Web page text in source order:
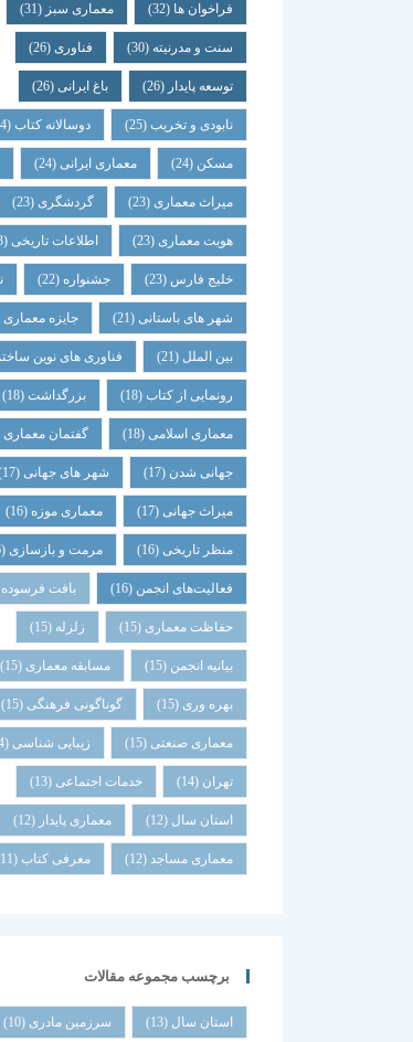
فراخوان ها (32) معماری سبز (31)
سنت و مدرنیته (30) فناوری(26)
توسعه پایدار (26) باغ ایرانی(26)
نابودی و تخریب(25) دوسالانه کتاب(24)
مسکن (24) معماری ایرانی(24)
میراث معماری(23) گردشگری(23)
هویت معماری(23) اطلاعات تاریخی(23)
خلیج فارس (23) جشنواره (22)
شهر های باستانی(21) جایزه معماری
بین الملل (21) فناوری های نوین
رونمایی از کتاب(18) بزرگداشت(18)
معماری اسلامی(18) گفتمان معماری
جهانی شدن (17) شهر های جهانی(17)
میراث جهانی(17) معماری موزه (16)
منظر تاریخی(16) مرمت و بازسازی(16)
فعالیت‌های انجمن (16) بافت فرسوده
حفاظت معماری (15) زلزله (15)
بیانیه انجمن (15) مسابقه معماری (15)
بهره وری (15) گوناگونی فرهنگی (15)
معماری صنعتی (15) زیبایی شناسی (14)
تهران (14) خدمات اجتماعی (13)
استان سال (12) معماری پایدار (12)
معماری مساجد(12) معرفی کتاب (11)
برچسب مجموعه مقالات
استان سال (13) سرزمین مادری (10)